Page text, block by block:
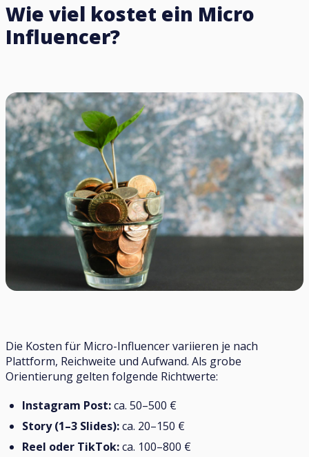
Wie viel kostet ein Micro
Influencer?
Die Kosten für Micro-Influencer variieren je nach
Plattform, Reichweite und Aufwand. Als grobe
Orientierung gelten folgende Richtwerte:
Instagram Post:ca. 50–500 €
Story (1–3 Slides):ca. 20–150 €
Reel oder TikTok:ca. 100–800 €